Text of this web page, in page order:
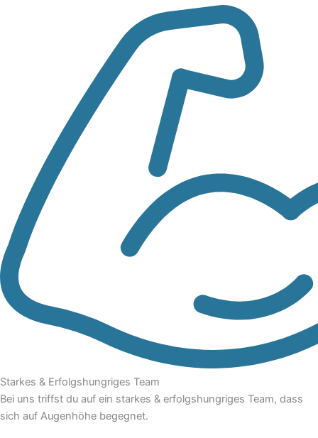
Starkes & Erfolgshungriges Team
Bei uns triffst du auf ein starkes & erfolgshungriges Team, dass
sich auf Augenhöhe begegnet.